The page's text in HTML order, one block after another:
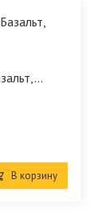
В корзину